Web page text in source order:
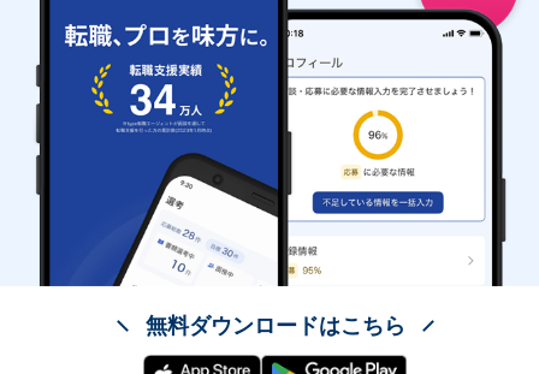
無料ダウンロードはこちら